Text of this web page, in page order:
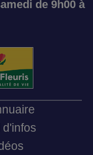
de 9h00 à
d'infos